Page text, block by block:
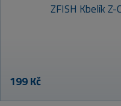
ZFISH Kbelík Z-
199 Kč